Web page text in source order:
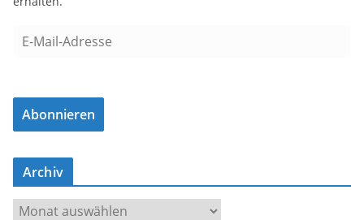
a
l
-
d
Abonnieren
Archiv